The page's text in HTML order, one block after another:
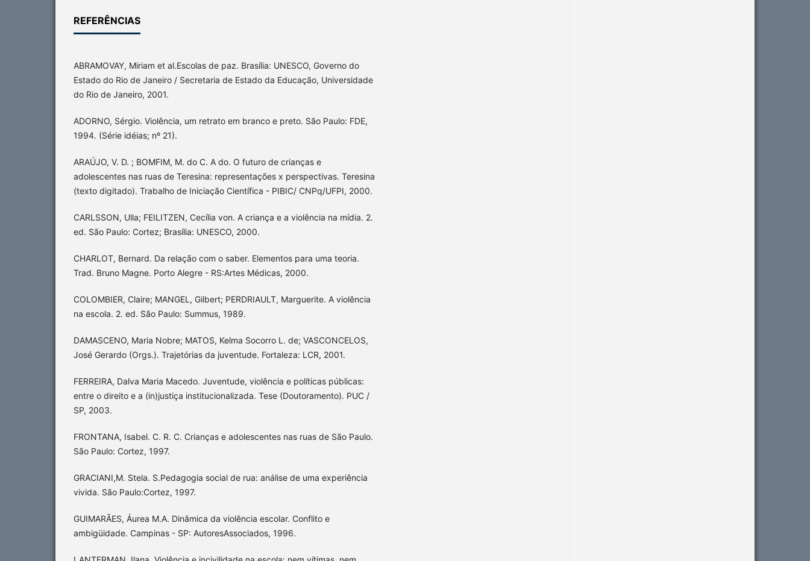
REFERÊNCIAS
ABRAMOVAY, Miriam et al.Escolas de paz. Brasília: UNESCO, Governo do
Estado do Rio de Janeiro / Secretaria de Estado da Educação, Universidade
do Rio de Janeiro, 2001.
ADORNO, Sérgio. Violência, um retrato em branco e preto. São Paulo: FDE,
1994. (Série idéias; nº 21).
ARAÚJO, V. D. ; BOMFIM, M. do C. A do. O futuro de crianças e
adolescentes nas ruas de Teresina: representações x perspectivas. Teresina
(texto digitado). Trabalho de Iniciação Científica - PIBIC/ CNPq/UFPI, 2000.
CARLSSON, Ulla; FEILITZEN, Cecília von. A criança e a violência na mídia. 2.
ed. São Paulo: Cortez; Brasília: UNESCO, 2000.
CHARLOT, Bernard. Da relação com o saber. Elementos para uma teoria.
Trad. Bruno Magne. Porto Alegre - RS:Artes Médicas, 2000.
COLOMBIER, Claire; MANGEL, Gilbert; PERDRIAULT, Marguerite. A violência
na escola. 2. ed. São Paulo: Summus, 1989.
DAMASCENO, Maria Nobre; MATOS, Kelma Socorro L. de; VASCONCELOS,
José Gerardo (Orgs.). Trajetórias da juventude. Fortaleza: LCR, 2001.
FERREIRA, Dalva Maria Macedo. Juventude, violência e políticas públicas:
entre o direito e a (in)justiça institucionalizada. Tese (Doutoramento). PUC /
SP, 2003.
FRONTANA, Isabel. C. R. C. Crianças e adolescentes nas ruas de São Paulo.
São Paulo: Cortez, 1997.
GRACIANI,M. Stela. S.Pedagogia social de rua: análise de uma experiência
vivida. São Paulo:Cortez, 1997.
GUIMARÃES, Áurea M.A. Dinâmica da violência escolar. Conflito e
ambigüidade. Campinas - SP: AutoresAssociados, 1996.